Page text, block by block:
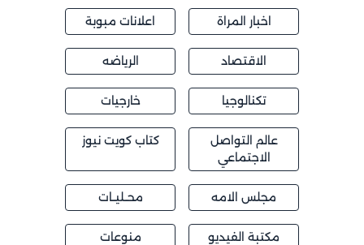
اخبار المراة اعلانات مبوبة
الاقتصاد الرياضه
تكنالوجيا خارجيات
عالم التواصل
الاجتماعي
كتاب كويت نيوز
مجلس الامه محــليــات
مكتبة الفيديو منوعات